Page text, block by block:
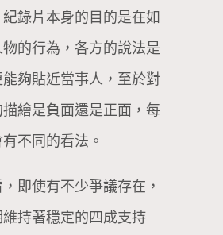
錄片本身的目的是在如
的行為，各方的說法是
夠貼近當事人，至於對
繪是負面還是正面，每
不同的看法。
即使有不少爭議存在，
持著穩定的四成支持